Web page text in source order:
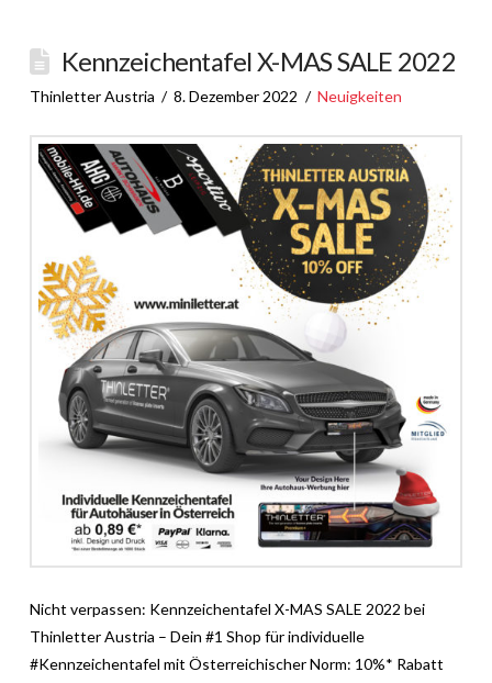
Kennzeichentafel X-MAS SALE 2022
Thinletter Austria 8. Dezember 2022 Neuigkeiten
Nicht verpassen: Kennzeichentafel X-MAS SALE 2022 bei
Thinletter Austria – Dein #1 Shop für individuelle
#Kennzeichentafel mit Österreichischer Norm: 10%* Rabatt